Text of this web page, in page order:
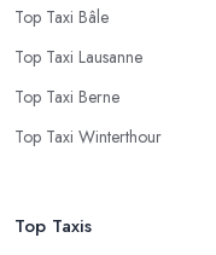
Top Taxi Bâle
Top Taxi Lausanne
Top Taxi Berne
Top Taxi Winterthour
Top Taxis